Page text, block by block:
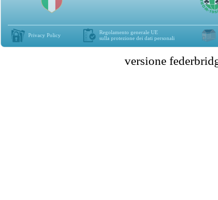
Privacy Policy
Regolamento generale UE
sulla protezione dei dati personali
versione